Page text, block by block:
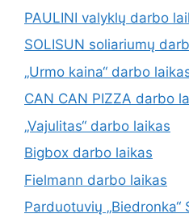
PAULINI valyklų darbo
SOLISUN soliariumų
„Urmo kaina“ darbo
CAN CAN PIZZA darbo
„Vajulitas“ darbo laikas
Bigbox darbo laikas
Fielmann darbo laikas
Parduotuvių